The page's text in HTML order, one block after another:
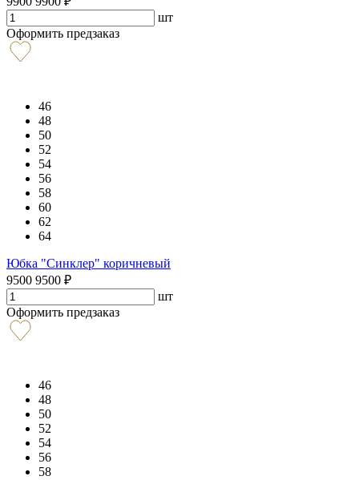
шт
Оформить предзаказ
46
48
50
52
54
56
58
60
62
64
Юбка "Синклер" коричневый
9500 9500 ₽
шт
Оформить предзаказ
46
48
50
52
54
56
58